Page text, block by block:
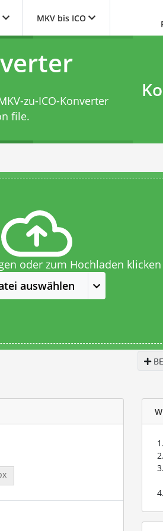
MKV bis ICO
zu-ICO-Konverter
file.
oder zum Hochladen klicken
auswählen